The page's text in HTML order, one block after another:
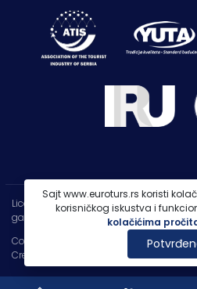
Copyright 2026 |
PP Euroturs Niš DOO
Credits
- Designed & Developed by
Licenca OTP-A 107/2021
garancija putovanja 250.000€
Sajt www.euroturs.rs koristi
korisničkog iskustva i
kolačićima